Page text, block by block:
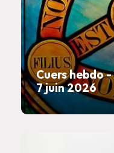
Cuers hebdo
7 juin 2026